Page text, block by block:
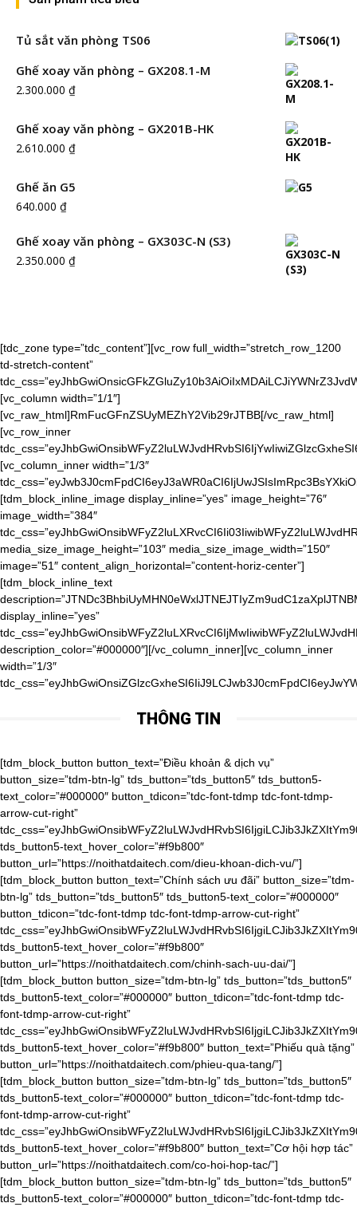
Tủ sắt văn phòng TS06
Ghế xoay văn phòng – GX208.1-M
2.300.000 ₫
Ghế xoay văn phòng – GX201B-HK
2.610.000 ₫
Ghế ăn G5
640.000 ₫
Ghế xoay văn phòng – GX303C-N (S3)
2.350.000 ₫
[tdc_zone type=”tdc_content”][vc_row full_width=”stretch_row_1200
td-stretch-content”
[vc_column width=”1/1″]
[vc_raw_html]RmFucGFnZSUyMEZhY2Vib29rJTBB[/vc_raw_html]
[vc_row_inner
[vc_column_inner width=”1/3″
[tdm_block_inline_image display_inline=”yes” image_height=”76″
image_width=”384″
media_size_image_height=”103″ media_size_image_width=”150″
image=”51″ content_align_horizontal=”content-horiz-center”]
[tdm_block_inline_text
display_inline=”yes”
description_color=”#000000″][/vc_column_inner][vc_column_inner
width=”1/3″
THÔNG TIN
[tdm_block_button button_text=”Điều khoản & dịch vụ” button_size=”tdm-btn-lg” tds_button=”tds_button5″ tds_button5-text_color=”#000000″ button_tdicon=”tdc-font-tdmp tdc-font-tdmp-arrow-cut-right” tdc_css=”eyJhbGwiOnsibWFyZ2luLWJvdHRvbSI6IjgiLCJib3JkZXItYm90dG9tLXdpZHRoIjoiMSIsInBhZGRpbmctYm90dG9tIjoiMTAiLCJib3JkZXItc3R5bGUiOiJkYXNoZWQiLCJib3JkZXItY29sb3IiOiJyZ2JhKDAsMCwwLDAuMDYpIiwiZGlzcGxheSI6IiJ9LCJwaG9uZSI6eyJjb250ZW50LWgtYWxpZ24iOiJjb250ZW50LWhvcml6LWNlbnRlciIsImRpc3BsYXkiOiIifSwicGhvbmVfbWF4X3dpZHRoIjo3Njd9″ tds_button5-text_hover_color=”#f9b800″ button_url=”https://noithatdaitech.com/dieu-khoan-dich-vu/”][tdm_block_button button_text=”Chính sách ưu đãi” button_size=”tdm-btn-lg” tds_button=”tds_button5″ tds_button5-text_color=”#000000″ button_tdicon=”tdc-font-tdmp tdc-font-tdmp-arrow-cut-right” tdc_css=”eyJhbGwiOnsibWFyZ2luLWJvdHRvbSI6IjgiLCJib3JkZXItYm90dG9tLXdpZHRoIjoiMSIsInBhZGRpbmctYm90dG9tIjoiMTAiLCJib3JkZXItc3R5bGUiOiJkYXNoZWQiLCJib3JkZXItY29sb3IiOiJyZ2JhKDAsMCwwLDAuMDYpIiwiZGlzcGxheSI6IiJ9LCJwaG9uZSI6eyJjb250ZW50LWgtYWxpZ24iOiJjb250ZW50LWhvcml6LWNlbnRlciIsImRpc3BsYXkiOiIifSwicGhvbmVfbWF4X3dpZHRoIjo3Njd9″ tds_button5-text_hover_color=”#f9b800″ button_url=”https://noithatdaitech.com/chinh-sach-uu-dai/”][tdm_block_button button_size=”tdm-btn-lg” tds_button=”tds_button5″ tds_button5-text_color=”#000000″ button_tdicon=”tdc-font-tdmp tdc-font-tdmp-arrow-cut-right” tdc_css=”eyJhbGwiOnsibWFyZ2luLWJvdHRvbSI6IjgiLCJib3JkZXItYm90dG9tLXdpZHRoIjoiMSIsInBhZGRpbmctYm90dG9tIjoiMTAiLCJib3JkZXItc3R5bGUiOiJkYXNoZWQiLCJib3JkZXItY29sb3IiOiJyZ2JhKDAsMCwwLDAuMDYpIiwiZGlzcGxheSI6IiJ9LCJwaG9uZSI6eyJjb250ZW50LWgtYWxpZ24iOiJjb250ZW50LWhvcml6LWNlbnRlciIsImRpc3BsYXkiOiIifSwicGhvbmVfbWF4X3dpZHRoIjo3Njd9″ tds_button5-text_hover_color=”#f9b800″ button_text=”Phiếu quà tặng” button_url=”https://noithatdaitech.com/phieu-qua-tang/”][tdm_block_button button_size=”tdm-btn-lg” tds_button=”tds_button5″ tds_button5-text_color=”#000000″ button_tdicon=”tdc-font-tdmp tdc-font-tdmp-arrow-cut-right” tdc_css=”eyJhbGwiOnsibWFyZ2luLWJvdHRvbSI6IjgiLCJib3JkZXItYm90dG9tLXdpZHRoIjoiMSIsInBhZGRpbmctYm90dG9tIjoiMTAiLCJib3JkZXItc3R5bGUiOiJkYXNoZWQiLCJib3JkZXItY29sb3IiOiJyZ2JhKDAsMCwwLDAuMDYpIiwiZGlzcGxheSI6IiJ9LCJwaG9uZSI6eyJjb250ZW50LWgtYWxpZ24iOiJjb250ZW50LWhvcml6LWNlbnRlciIsImRpc3BsYXkiOiIifSwicGhvbmVfbWF4X3dpZHRoIjo3Njd9″ tds_button5-text_hover_color=”#f9b800″ button_text=”Cơ hội hợp tác” button_url=”https://noithatdaitech.com/co-hoi-hop-tac/”][tdm_block_button button_size=”tdm-btn-lg” tds_button=”tds_button5″ tds_button5-text_color=”#000000″ button_tdicon=”tdc-font-tdmp tdc-font-tdmp-arrow-cut-right” tdc_css=”eyJhbGwiOnsibWFyZ2luLWJvdHRvbSI6IjgiLCJib3JkZXItYm90dG9tLXdpZHRoIjoiMSIsInBhZGRpbmctYm90dG9tIjoiMTAiLCJib3JkZXItc3R5bGUiOiJkYXNoZWQiLCJib3JkZXItY29sb3IiOiJyZ2JhKDAsMCwwLDAuMDYpIiwiZGlzcGxheSI6IiJ9LCJwaG9uZSI6eyJjb250ZW50LWgtYWxpZ24iOiJjb250ZW50LWhvcml6LWNlbnRlciIsImRpc3BsYXkiOiIifSwicGhvbmVfbWF4X3dpZHRoIjo3Njd9″ tds_button5-text_hover_color=”#f9b800″ button_text=”Thanh toán đảm bảo” button_url=”https://noithatdaitech.com/thanh-toan-dam-bao/”][tdm_block_button button_size=”tdm-btn-lg” tds_button=”tds_button5″ tds_button5-text_color=”#000000″ button_tdicon=”tdc-font-tdmp tdc-font-tdmp-arrow-cut-right” tdc_css=”eyJhbGwiOnsibWFyZ2luLWJvdHRvbSI6IjgiLCJib3JkZXItYm90dG9tLXdpZHRoIjoiMSIsInBhZGRpbmctYm90dG9tIjoiMTAiLCJib3JkZXItc3R5bGUiOiJkYXNoZWQiLCJib3JkZXItY29sb3IiOiJyZ2JhKDAsMCwwLDAuMDYpIiwiZGlzcGxheSI6IiJ9LCJwaG9uZSI6eyJjb250ZW50LWgtYWxpZ24iOiJjb250ZW50LWhvcml6LWNlbnRlciIsImRpc3BsYXkiOiIifSwicGhvbmVfbWF4X3dpZHRoIjo3Njd9″ tds_button5-text_hover_color=”#f9b800″ button_text=”Thời gian và chi phí giao hàng” button_url=”https://noithatdaitech.com/thoi-gian-va-chi-phi-giao-hang/”][tdm_block_button button_size=”tdm-btn-lg” tds_button=”tds_button5″ tds_button5-text_color=”#000000″ button_tdicon=”tdc-font-tdmp tdc-font-tdmp-arrow-cut-right” tdc_css=”eyJhbGwiOnsibWFyZ2luLWJvdHRvbSI6IjgiLCJib3JkZXItYm90dG9tLXdpZHRoIjoiMSIsInBhZGRpbmctYm90dG9tIjoiMTAiLCJib3JkZXItc3R5bGUiOiJkYXNoZWQiLCJib3JkZXItY29sb3IiOiJyZ2JhKDAsMCwwLDAuMDYpIiwiZGlzcGxheSI6IiJ9LCJwaG9uZSI6eyJjb250ZW50LWgtYWxpZ24iOiJjb250ZW50LWhvcml6LWNlbnRlciIsImRpc3BsYXkiOiIifSwicGhvbmVfbWF4X3dpZHRoIjo3Njd9″ tds_button5-text_hover_color=”#f9b800″ button_text=”Hoàn trả & đổi trả” button_url=”https://noithatdaitech.com/hoan-tra-doi-tra/”][tdm_block_button button_size=”tdm-btn-lg” tds_button=”tds_button5″ tds_button5-text_color=”#000000″ button_tdicon=”tdc-font-tdmp tdc-font-tdmp-arrow-cut-right” tdc_css=”eyJhbGwiOnsibWFyZ2luLWJvdHRvbSI6IjgiLCJwYWRkaW5nLWJvdHRvbSI6IjEwIiwiZGlzcGxheSI6IiJ9LCJwaG9uZSI6eyJjb250ZW50LWgtYWxpZ24iOiJjb250ZW50LWhvcml6LWNlbnRlciIsImRpc3BsYXkiOiIifSwicGhvbmVfbWF4X3dpZHRoIjo3Njd9″ tds_button5-text_hover_color=”#f9b800″ button_text=”Chính sách bảo mật” button_url=”https://noithatdaitech.com/chinh-sach-bao-mat/”][/vc_column_inner][vc_column_inner width=”1/3″ tdc_css=”eyJwb3J0cmFpdCI6eyJwYWRkaW5nLXRvcCI6IjQwIiwid2lkdGgiOiIxMDAlIiwiZGlzcGxheSI6IiJ9LCJwb3J0cmFpdF9tYXhfd2lkdGgiOjEwMTgsInBvcnRyYWl0X21pbl93aWR0aCI6NzY4fQ==”][tdm_block_column_title title_text=”RyVFMSVCQiU4Q0klMjBOR0FZJTIwQ0hPJTIwQ0glQzMlOUFORyUyMFQlQzMlOTRJJTIwMjQlMkY3″ title_tag=”h4″ title_size=”tdm-title-sm” content_align_horizontal=”content-horiz-center” tdc_css=”eyJhbGwiOnsibWFyZ2luLXRvcCI6Ii0xMCIsIm1hcmdpbi1ib3R0b20iOiItMTAiLCJ6LWluZGV4IjoiMiIsImRpc3BsYXkiOiIifSwicG9ydHJhaXQiOnsiY29udGVudC1oLWFsaWduIjoiY29udGVudC1ob3Jpei1jZW50ZXIiLCJkaXNwbGF5IjoiIn0sInBvcnRyYWl0X21heF93aWR0aCI6MTAxOCwicG9ydHJhaXRfbWluX3dpZHRoIjo3NjgsInBob25lIjp7Im1hcmdpbi10b3AiOiIxMCIsImNvbnRlbnQtaC1hbGlnbiI6ImNvbnRlbnQtaG9yaXotcmlnaHQiLCJkaXNwbGF5IjoiIn0sInBob25lX21heF93aWR0aCI6NzY3fQ==”][tdm_block_column_title title_text=”JTNDYSUyMGhyZWYlM0QlMjJ0ZWwlM0EwOTgxNTUxODU1JTIyJTNFJTNDc3BhbiUyMHN0eWxlJTNEJTIyZm9udC1zaXplJTNBMzRweCUzQiUyMGZvbnQtd2VpZ2h0JTNBJTIwNjAwJTNCJTIyJTNFKCUyQjg0KSUyMDk4JTIwMTU1MSUyMDg1NSUzQyUyRnNwYW4lM0UlM0MlMkZhJTNF” title_tag=”h4″ title_size=”tdm-title-md” content_align_horizontal=”content-horiz-center” tdc_css=”eyJhbGwiOnsiei1pbmRleCI6IjIiLCJkaXNwbGF5IjoiIn0sImxhbmRzY2FwZSI6eyJtYXJnaW4tbGVmdCI6Ii00MCIsIndpZHRoIjoiYXV0byIsImNvbnRlbnQtaC1hbGlnbiI6ImNvbnRlbnQtaG9yaXotcmlnaHQiLCJkaXNwbGF5IjoiYmxvY2sifSwibGFuZHNjYXBlX21heF93aWR0aCI6MTE0MCwibGFuZHNjYXBlX21pbl93aWR0aCI6MTAxOSwicG9ydHJhaXQiOnsiY29udGVudC1oLWFsaWduIjoiY29udGVudC1ob3Jpei1jZW50ZXIiLCJkaXNwbGF5IjoiIn0sInBvcnRyYWl0X21heF93aWR0aCI6MTAxOCwicG9ydHJhaXRfbWluX3dpZHRoIjo3Njh9″][vc_raw_html]JTNDaWZyYW1lJTIwc3JjJTNEJTIyaHR0cHMlM0ElMkYlMkZ3d3cuZmFjZWJvb2suY29tJTJGcGx1Z2lucyUyRnBhZ2UucGhwJTNGaHJlZiUzRGh0dHBzJTI1M0ElMjUyRiUyNTJGd3d3LmZhY2Vib29rLmNvbSUyNTJGbm9pdGhhdGRhaXRlY2gudm4lMjZ0YWJzJTNEbWVzc2FnZXMlMjZ3aWR0aCUzRDM0MCUyNmhlaWdodCUzRDQwMCUyNnNtYWxsX2hlYWRlciUzRGZhbHNlJTI2YWRhcHRfY29udGFpbmVyX3dpZHRoJTNEdHJ1ZSUyNmhpZGVfY292ZXIlM0RmYWxzZSUyNnNob3dfZmFjZXBpbGUlM0R0cnVlJTI2YXBwSWQlMjIlMjB3aWR0aCUzRCUyMjM0MCUyMiUyMGhlaWdodCUzRCUyMjQwMCUyMiUyMHN0eWxlJTNEJTIyYm9yZGVyJTNBbm9uZSUzQm92ZXJmbG93JTNBaGlkZGVuJTIyJTIwc2Nyb2xsaW5nJTNEJTIybm8lMjIlMjBmcmFtZWJvcmRlciUzRCUyMjAlMjIlMjBhbGxvd1RyYW5zcGFyZW5jeSUzRCUyMnRydWUlMjIlMjBhbGxvdyUzRCUyMmVuY3J5cHRlZC1tZWRpYSUyMiUzRSUzQyUyRmlmcmFtZSUzRQ==[/vc_raw_html][/vc_column_inner][/vc_row_inner][vc_row_inner tdc_css=”eyJhbGwiOnsibWFyZ2luLXRvcCI6IjIwIiwibWFyZ2luLWJvdHRvbSI6IjIwIiwicGFkZGluZy10b3AiOiIyMCIsInBhZGRpbmctYm90dG9tIjoiMjAiLCJiYWNrZ3JvdW5kLWltYWdlIjoidXJsKFwiaHR0cHM6Ly9ub2l0aGF0ZGFpdGVjaC5jb20vd3AtY29udGVudC91cGxvYWRzLzIwMTkvMDMveHh4X2RvdHNfeHh4LnBuZ1wiKSIsImJhY2tncm91bmQtc3R5bGUiOiJyZXBlYXQiLCJvcGFjaXR5IjoiMC4xIiwiei1pbmRleCI6IjIiLCJjb250ZW50LWgtYWxpZ24iOiJjb250ZW50LWhvcml6LWNlbnRlciIsImRpc3BsYXkiOiIifX0=”][vc_column_inner][tdm_block_icon_box tdicon_id=”tdc-font-tdmp tdc-font-tdmp-old-phone” icon_padding=”1″ title_tag=”h4″ title_size=”tdm-title-xxsm” description=”JTNDYSUyMGhyZWYlM0QlMjJ0ZWwlM0EwOTgxNTUxODU1JTIyJTNFJTNDc3BhbiUyMHN0eWxlJTNEJTIyY29sb3IlM0ElMjAlMjMwMDAlM0IlMjIlM0UoJTJCODQpJTIwOTglMjAxNTUxJTIwODU1JTNDJTJGc3BhbiUzRSUzQyUyRmElM0U=” button_size=”tdm-btn-md” button_tdicon=”tdc-font-fa tdc-font-fa-long-arrow-right” tds_button=”tds_button3″ content_align_horizontal=”content-horiz-left” tds_icon_box=”tds_icon_box2″ tds_icon_box2-title_top_space=”-3″ title_text=”SG90bGluZSUzQQ==” tdc_css=”eyJhbGwiOnsibWFyZ2luLXJpZ2h0IjoiNTAiLCJtYXJnaW4tYm90dG9tIjoiMCIsIm1hcmdpbi1sZWZ0IjoiNTAiLCJ3aWR0aCI6IjIyMCIsImRpc3BsYXkiOiJpbmxpbmUtYmxvY2sifSwibGFuZHNjYXBlIjp7Im1hcmdpbi1yaWdodCI6IjIwIiwibWFyZ2luLWxlZnQiOiIyMCIsImRpc3BsYXkiOiJpbmxpbmUtYmxvY2sifSwibGFuZHNjYXBlX21heF93aWR0aCI6MTE0MCwibGFuZHNjYXBlX21pbl93aWR0aCI6MTAxOSwicG9ydHJhaXQiOnsibWFyZ2luLWJvdHRvbSI6IjIwIiwibWFyZ2luLWxlZnQiOiIwIiwiZGlzcGxheSI6IiJ9LCJwb3J0cmFpdF9tYXhfd2lkdGgiOjEwMTgsInBvcnRyYWl0X21pbl93aWR0aCI6NzY4LCJwaG9uZSI6eyJtYXJnaW4tcmlnaHQiOiIwIiwibWFyZ2luLWJvdHRvbSI6IjIwIiwibWFyZ2luLWxlZnQiOiIwIiwiZGlzcGxheSI6IiJ9LCJwaG9uZV9tYXhfd2lkdGgiOjc2N30=” tds_icon_box2-description_bottom_space=”0″ tds_icon_box2-title_bottom_space=”-24″ tds_icon1-color=”eyJ0eXBlIjoiZ3JhZGllbnQiLCJjb2xvcjEiOiIjZjliODAwIiwiY29sb3IyIjoiI2ZjZDIwMCIsIm1peGVkQ29sb3JzIjpbXSwiZGVncmVlIjoiOTAiLCJjc3MiOiJiYWNrZ3JvdW5kOiAtd2Via2l0LWxpbmVhci1ncmFkaWVudCg5MGRlZywjZmNkMjAwLCNmOWI4MDApO2JhY2tncm91bmQ6IGxpbmVhci1ncmFkaWVudCg5MGRlZywjZmNkMjAwLCNmOWI4MDApOyIsImNzc1BhcmFtcyI6IjkwZGVnLCNmY2QyMDAsI2Y5YjgwMCJ9″ tds_title1-title_color=”#606060″ tds_icon_box2-icon_box_description_color=”#000000″][tdm_block_icon_box tdicon_id=”tdc-font-tdmp tdc-font-tdmp-24h” icon_padding=”1″ title_tag=”h4″ title_size=”tdm-title-xxsm” description=”VDIlMjAtJTIwVDclM0ElMjAwOCUzQTAwJTIwLSUyMDE3JTNBMDA=” button_size=”tdm-btn-md” button_tdicon=”tdc-font-fa tdc-font-fa-long-arrow-right” tds_button=”tds_button3″ content_align_horizontal=”content-horiz-left” tds_icon_box=”tds_icon_box2″ tds_icon_box2-title_top_space=”-3″ title_text=”R2klRTElQkIlOUQlMjBsJUMzJUEwbSUyMHZpJUUxJUJCJTg3YyUzQQ==” tdc_css=”eyJhbGwiOnsibWFyZ2luLXJpZ2h0IjoiNTAiLCJtYXJnaW4tYm90dG9tIjoiMCIsIm1hcmdpbi1sZWZ0IjoiNTAiLCJ3aWR0aCI6IjIzMCIsImRpc3BsYXkiOiJpbmxpbmUtYmxvY2sifSwibGFuZHNjYXBlIjp7Im1hcmdpbi1yaWdodCI6IjIwIiwibWFyZ2l